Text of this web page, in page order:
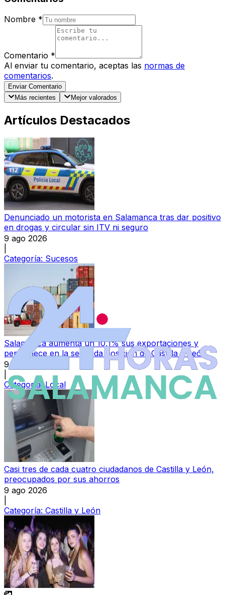
Nombre *
Comentario *
Al enviar tu comentario, aceptas las normas de
comentarios.
Enviar Comentario
Más recientes
Mejor valorados
Artículos Destacados
Denunciado un motorista en Salamanca tras dar positivo
en drogas y circular sin ITV ni seguro
9 ago 2026
Categoría: Sucesos
Salamanca aumenta un 10,1% sus exportaciones y
permanece en la segunda posición de Castilla y León
9 ago 2026
Categoría:Local
Casi tres de cada cuatro ciudadanos de Castilla y León,
preocupados por sus ahorros
9 ago 2026
Categoría: Castilla y León